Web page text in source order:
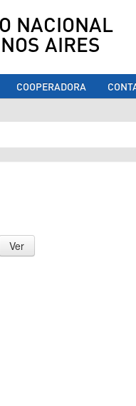
NACIONAL
AIRES
COOPERADORA
aquí